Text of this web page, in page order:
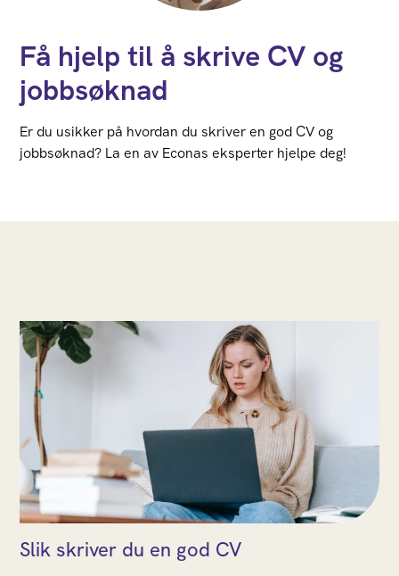
Få hjelp til å skrive CV og
jobbsøknad
Er du usikker på hvordan du skriver en god CV og
jobbsøknad? La en av Econas eksperter hjelpe deg!
Slik skriver du en god CV